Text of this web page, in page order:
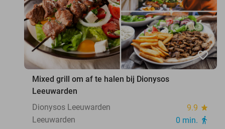
favorite_border
Mixed grill om af te halen bij Dionysos
Leeuwarden
Dionysos Leeuwarden
9.9 star
Leeuwarden 0 min. directions_walk